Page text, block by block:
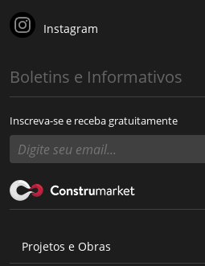
Instagram
Boletins e Informativos
Inscreva-se e receba gratuitamente
Projetos e Obras